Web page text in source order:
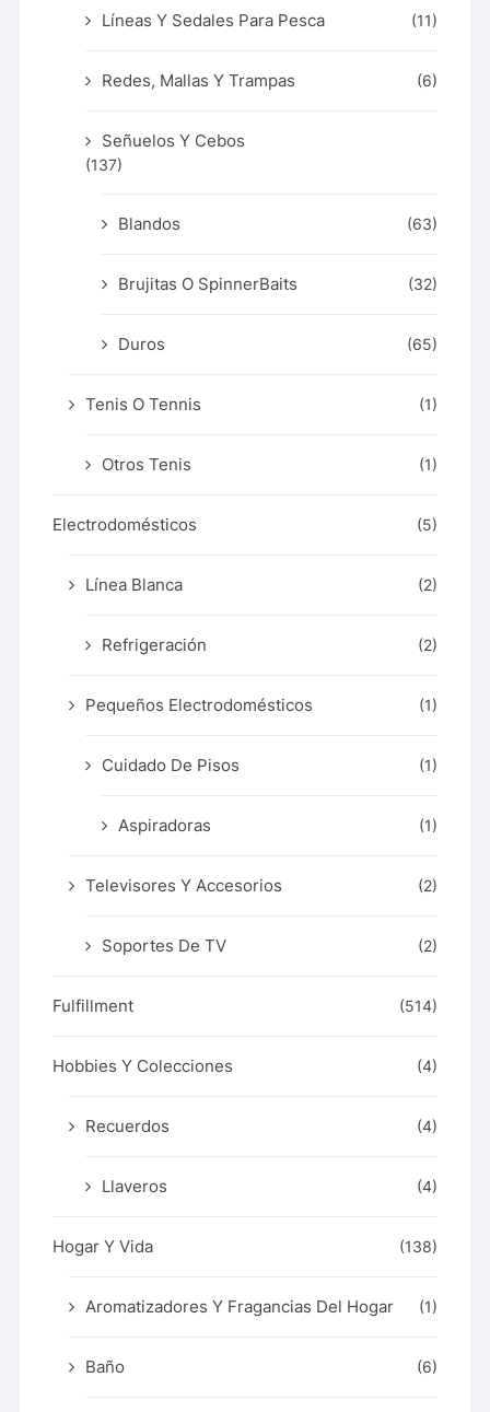
Líneas Y Sedales Para Pesca (11)
Redes, Mallas Y Trampas (6)
Señuelos Y Cebos
(137)
Blandos (63)
Brujitas O SpinnerBaits (32)
Duros (65)
Tenis O Tennis (1)
Otros Tenis (1)
Electrodomésticos (5)
Línea Blanca (2)
Refrigeración (2)
Pequeños Electrodomésticos (1)
Cuidado De Pisos (1)
Aspiradoras (1)
Televisores Y Accesorios (2)
Soportes De TV (2)
Fulfillment (514)
Hobbies Y Colecciones (4)
Recuerdos (4)
Llaveros (4)
Hogar Y Vida (138)
Aromatizadores Y Fragancias Del Hogar (1)
Baño (6)